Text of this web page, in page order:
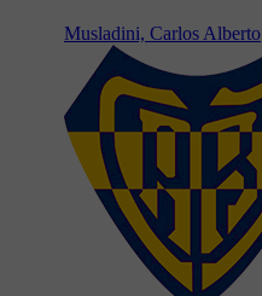
Musladini, Carlos Alberto